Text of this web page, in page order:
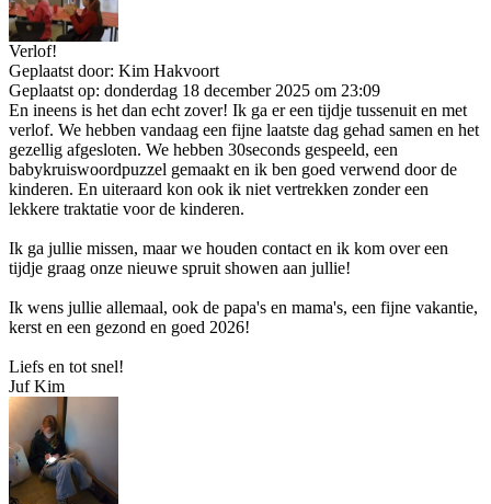
Verlof!
Geplaatst door: Kim Hakvoort
Geplaatst op: donderdag 18 december 2025 om 23:09
En ineens is het dan echt zover! Ik ga er een tijdje tussenuit en met
verlof. We hebben vandaag een fijne laatste dag gehad samen en het
gezellig afgesloten. We hebben 30seconds gespeeld, een
babykruiswoordpuzzel gemaakt en ik ben goed verwend door de
kinderen. En uiteraard kon ook ik niet vertrekken zonder een
lekkere traktatie voor de kinderen.
Ik ga jullie missen, maar we houden contact en ik kom over een
tijdje graag onze nieuwe spruit showen aan jullie!
Ik wens jullie allemaal, ook de papa's en mama's, een fijne vakantie,
kerst en een gezond en goed 2026!
Liefs en tot snel!
Juf Kim